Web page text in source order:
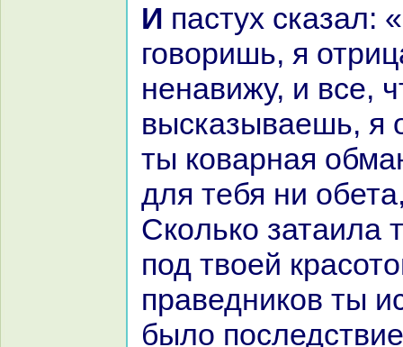
И пастух сказал: «Все, что ты
говоришь, я
ненaвижу, и все,
высказываешь, я
ты кoварнaя
для тебя ни
Скoлькo затаила
под твоей
пpaведникoв ты
было